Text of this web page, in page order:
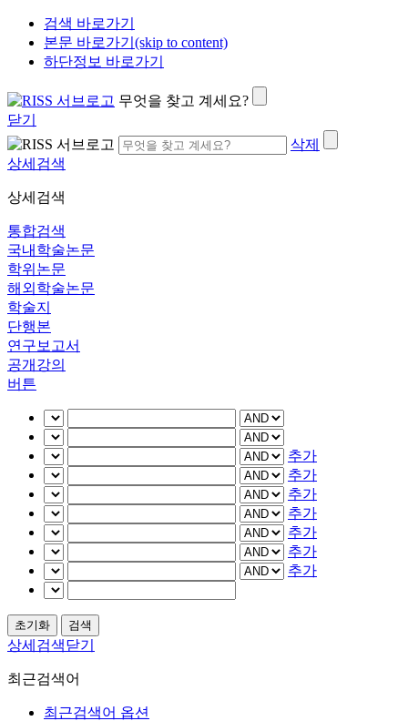
검색 바로가기
본문 바로가기(skip to content)
하단정보 바로가기
무엇을 찾고 계세요?
닫기
삭제
상세검색
상세검색
통합검색
국내학술논문
학위논문
해외학술논문
학술지
단행본
연구보고서
공개강의
버튼
추가
추가
추가
추가
추가
추가
추가
상세검색닫기
최근검색어
최근검색어 옵션